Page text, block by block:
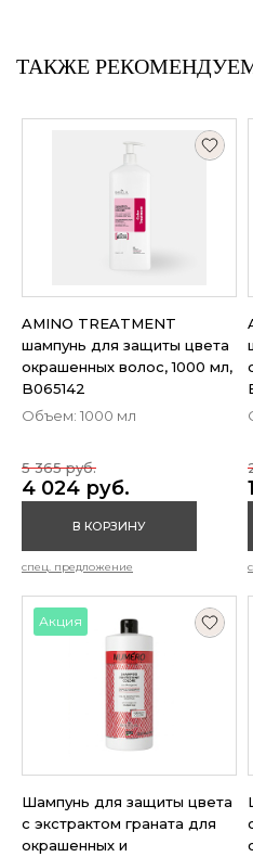
ТАКЖЕ
AMINO TREATMENT
шампунь для защиты цвета
окрашенных волос, 1000 мл,
B065142
Объем: 1000 мл
4 024 руб.
5 365 руб.
В КОРЗИНУ
спец. предложение
Акция
Шампунь для защиты цвета
с экстрактом граната для
окрашенных и